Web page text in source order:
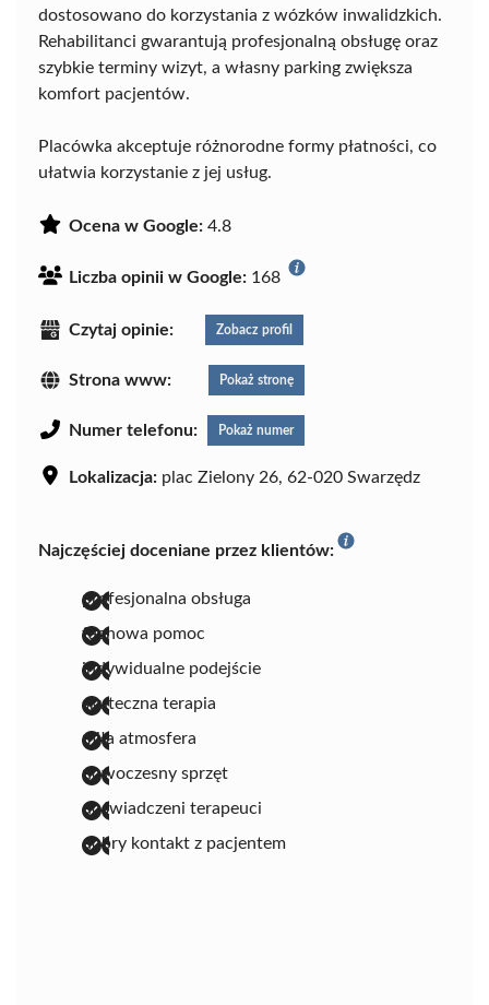
dostosowano do korzystania z wózków inwalidzkich.
Rehabilitanci gwarantują profesjonalną obsługę oraz
szybkie terminy wizyt, a własny parking zwiększa
komfort pacjentów.
Placówka akceptuje różnorodne formy płatności, co
ułatwia korzystanie z jej usług.
Ocena w Google: 4.8
Liczba opinii w Google: 168
Czytaj opinie: Zobacz profil
Strona www: Pokaż stronę
Numer telefonu: Pokaż numer
Lokalizacja: plac Zielony 26, 62-020 Swarzędz
Najczęściej doceniane przez klientów:
profesjonalna obsługa
fachowa pomoc
indywidualne podejście
skuteczna terapia
miła atmosfera
nowoczesny sprzęt
doświadczeni terapeuci
dobry kontakt z pacjentem